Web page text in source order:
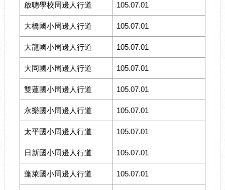
啟聰學校周邊人行道 105.07.01
大橋國小周邊人行道 105.07.01
大龍國小周邊人行道 105.07.01
大同國小周邊人行道 105.07.01
雙蓮國小周邊人行道 105.07.01
永樂國小周邊人行道 105.07.01
太平國小周邊人行道 105.07.01
日新國小周邊人行道 105.07.01
蓬萊國小周邊人行道 105.07.01